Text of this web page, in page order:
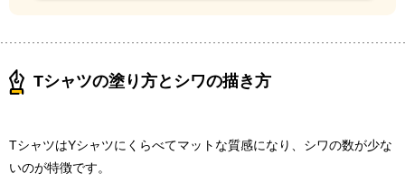
Tシャツの塗り方とシワの描き方
TシャツはYシャツにくらべてマットな質感になり、シワの数が少な
いのが特徴です。